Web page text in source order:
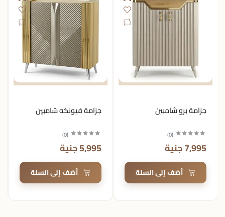
جزامة فيونكه شامبين
(
0
)
5,995 جنية
أضف إلى السلة
جزامة برو شامبين
(
0
)
7,995 جنية
أضف إلى السلة